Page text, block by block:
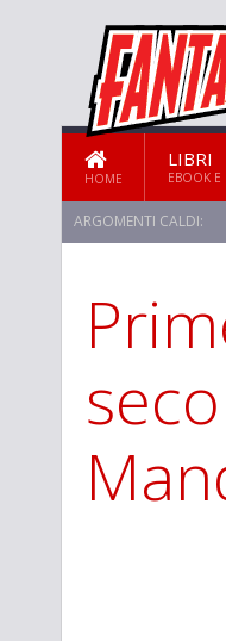
HOME
LIBRI
EBOOK E
ARGOMENTI CALDI: